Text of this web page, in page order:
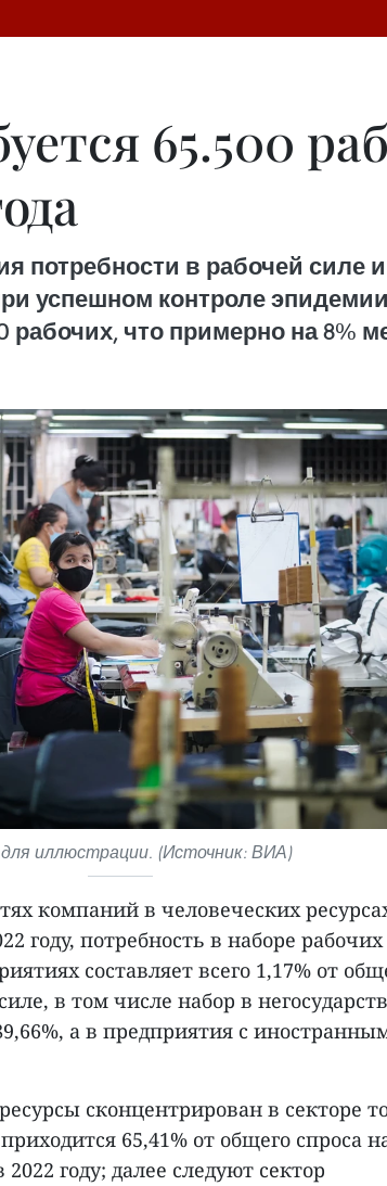
65.500
потребности в рабочей
успешном контроле
рабочих, что примерно на 8%
иллюстрации. (Источник: ВИА)
компаний в человеческих
году, потребность в наборе
составляет всего 1,17% от
в том числе набор в
а в предприятия с
сконцентрирован в секторе
65,41% от общего спроса
году; далее следуют сектор